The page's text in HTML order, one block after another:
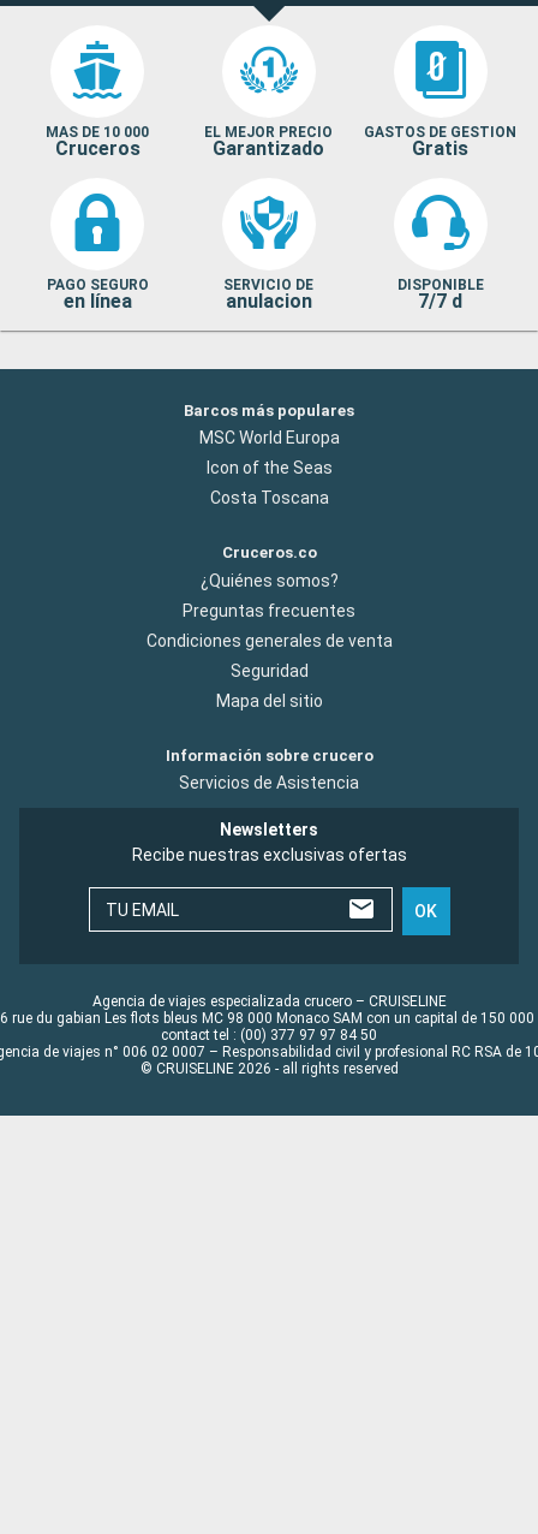
MAS DE 10 000
Cruceros
EL MEJOR PRECIO
Garantizado
GASTOS DE GESTION
Gratis
PAGO SEGURO
en línea
SERVICIO DE
anulacion
DISPONIBLE
7/7 d
Barcos más populares
MSC World Europa
Icon of the Seas
Costa Toscana
Cruceros.co
¿Quiénes somos?
Preguntas frecuentes
Condiciones generales de venta
Seguridad
Mapa del sitio
Información sobre crucero
Servicios de Asistencia
Newsletters
Recibe nuestras exclusivas ofertas
TU EMAIL OK
Agencia de viajes especializada crucero – CRUISELINE
rue du gabian Les flots bleus MC 98 000 Monaco SAM con un capital de 150 000
contact tel : (00) 377 97 97 84 50
de viajes n° 006 02 0007 – Responsabilidad civil y profesional RC RSA de
© CRUISELINE 2026 - all rights reserved